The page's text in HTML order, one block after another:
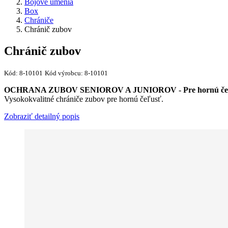
Bojové umenia
Box
Chrániče
Chránič zubov
Chránič zubov
Kód: 8-10101 Kód výrobcu: 8-10101
OCHRANA ZUBOV SENIOROV A JUNIOROV - Pre hornú
Vysokokvalitné chrániče zubov pre hornú čeľusť.
Zobraziť detailný popis